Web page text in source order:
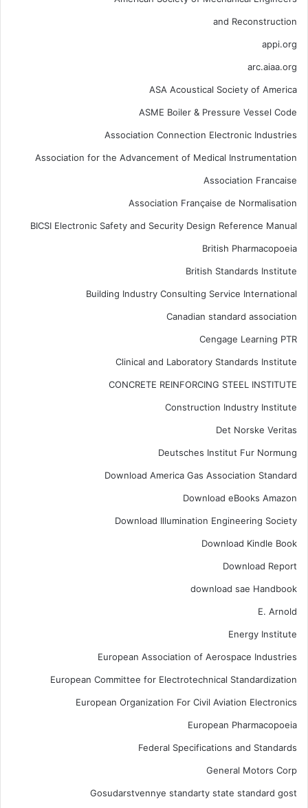
and Reconstruction
appi.org
arc.aiaa.org
ASA Acoustical Society of America
ASME Boiler & Pressure Vessel Code
Association Connection Electronic Industries
Association for the Advancement of Medical Instrumentation
Association Francaise
Association Française de Normalisation
BICSI Electronic Safety and Security Design Reference Manual
British Pharmacopoeia
British Standards Institute
Building Industry Consulting Service International
Canadian standard association
Cengage Learning PTR
Clinical and Laboratory Standards Institute
CONCRETE REINFORCING STEEL INSTITUTE
Construction Industry Institute
Det Norske Veritas
Deutsches Institut Fur Normung
Download America Gas Association Standard
Download eBooks Amazon
Download Illumination Engineering Society
Download Kindle Book
Download Report
download sae Handbook
E. Arnold
Energy Institute
European Association of Aerospace Industries
European Committee for Electrotechnical Standardization
European Organization For Civil Aviation Electronics
European Pharmacopoeia
Federal Specifications and Standards
General Motors Corp
Gosudarstvennye standarty state standard gost